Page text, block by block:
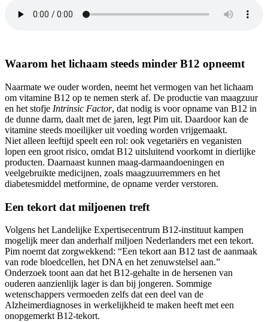
Waarom het lichaam steeds minder B12 opneemt
Naarmate we ouder worden, neemt het vermogen van het lichaam
om vitamine B12 op te nemen sterk af. De productie van maagzuur
en het stofje Intrinsic Factor, dat nodig is voor opname van B12 in
de dunne darm, daalt met de jaren, legt Pim uit. Daardoor kan de
vitamine steeds moeilijker uit voeding worden vrijgemaakt.
Niet alleen leeftijd speelt een rol: ook vegetariërs en veganisten
lopen een groot risico, omdat B12 uitsluitend voorkomt in dierlijke
producten. Daarnaast kunnen maag-darmaandoeningen en
veelgebruikte medicijnen, zoals maagzuurremmers en het
diabetesmiddel metformine, de opname verder verstoren.
Een tekort dat miljoenen treft
Volgens het Landelijke Expertisecentrum B12-instituut kampen
mogelijk meer dan anderhalf miljoen Nederlanders met een tekort.
Pim noemt dat zorgwekkend: “Een tekort aan B12 tast de aanmaak
van rode bloedcellen, het DNA en het zenuwstelsel aan.”
Onderzoek toont aan dat het B12-gehalte in de hersenen van
ouderen aanzienlijk lager is dan bij jongeren. Sommige
wetenschappers vermoeden zelfs dat een deel van de
Alzheimerdiagnoses in werkelijkheid te maken heeft met een
onopgemerkt B12-tekort.